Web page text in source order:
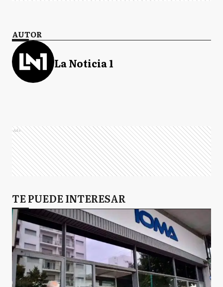
AUTOR
La Noticia 1
Ads
TE PUEDE INTERESAR